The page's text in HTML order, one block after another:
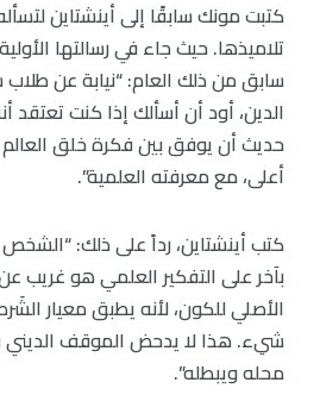
كتبت مونك سابقًا إلى أينشتاين
تلاميذها. حيث جاء في رسالتها
سابق من ذلك العام: “نيابة عن
الدين، أود أن أسألك إذا كنت تعتقد
حديث أن يوفق بين فكرة خلق
أعلى، مع معرفته العلمية”.
كتب أينشتاين، رداً على ذلك:
بآخر على التفكير العلمي هو غريب
الأصلي للكون، لأنه يطبق معيار
شيء. هذا لا يدحض الموقف الديني
محله ويبطله”.